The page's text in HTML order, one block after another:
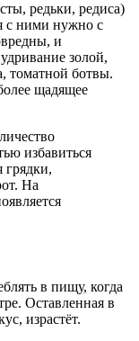
редьки, редиса)
с ними нужно с
и
золой,
томатной ботвы.
щадящее
избавиться
грядки,
На
в пищу, когда
Оставленная в
израстёт.